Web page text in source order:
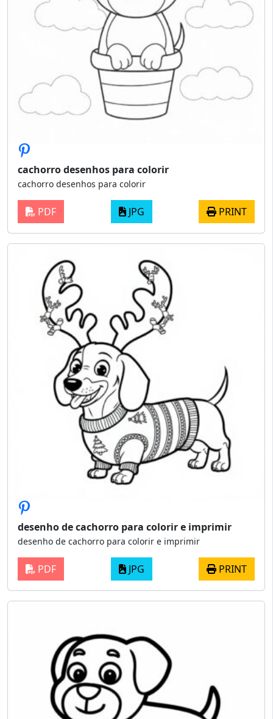
cachorro desenhos para colorir
cachorro desenhos para colorir
PDF JPG PRINT
desenho de cachorro para colorir e imprimir
desenho de cachorro para colorir e imprimir
PDF JPG PRINT